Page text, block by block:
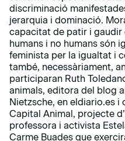
discriminació
jerarquia i dominació.
capacitat de patir i gaudir
humans i no humans són
feminista per la igualtat i
també, necessàriament,
participaran Ruth
animals, editora del blog
Nietzsche, en eldiario.es
Capital Animal, projecte
professora i activista
Carme Buades que